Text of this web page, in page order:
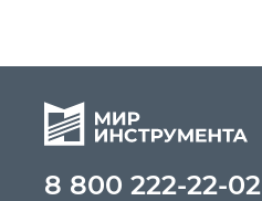
8 800 222-22-02